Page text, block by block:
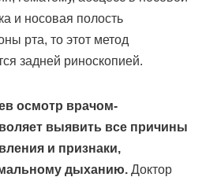
и носовая полость
рта, то этот метод
задней риноскопией.
осмотр врачом-
выявить все причины
и признаки,
дыханию. Доктор